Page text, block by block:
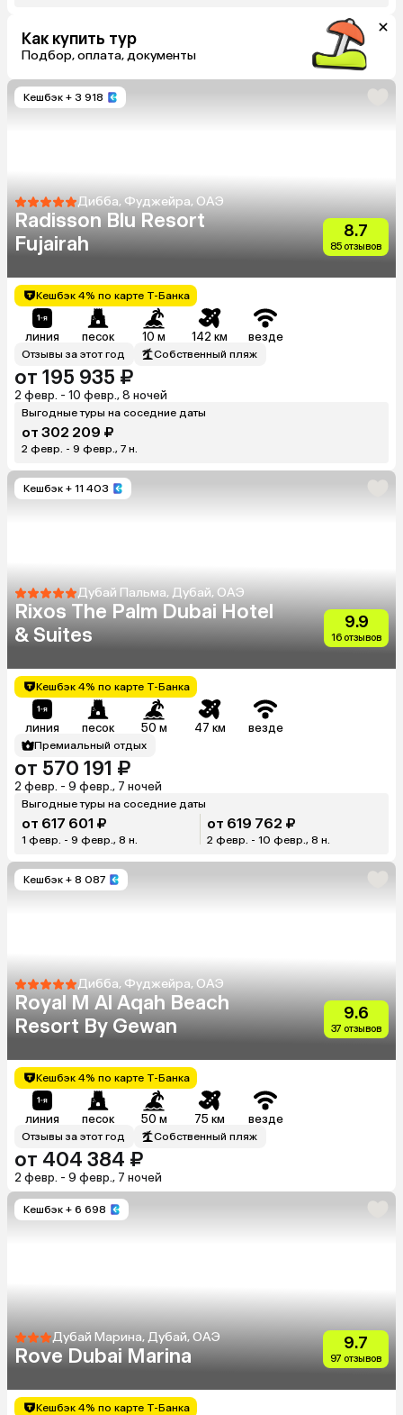
Как купить тур
Подбор, оплата, документы
Кешбэк + 3 918
Дибба, Фуджейра, ОАЭ
Radisson Blu Resort
Fujairah
8.7
85 отзывов
Кешбэк 4% по карте Т-Банка
линия песок 10 м 142 км везде
Отзывы за этот год Собственный пляж
от 195 935 ₽
2 февр. - 10 февр., 8 ночей
Выгодные туры на соседние даты
от 302 209 ₽
2 февр. - 9 февр., 7 н.
Кешбэк + 11 403
Дубай Пальма, Дубай, ОАЭ
Rixos The Palm Dubai Hotel
& Suites
9.9
16 отзывов
Кешбэк 4% по карте Т-Банка
линия песок 50 м 47 км везде
Премиальный отдых
от 570 191 ₽
2 февр. - 9 февр., 7 ночей
Выгодные туры на соседние даты
от 617 601 ₽
1 февр. - 9 февр., 8 н.
от 619 762 ₽
2 февр. - 10 февр., 8 н.
Кешбэк + 8 087
Дибба, Фуджейра, ОАЭ
Royal M Al Aqah Beach
Resort By Gewan
9.6
37 отзывов
Кешбэк 4% по карте Т-Банка
линия песок 50 м 75 км везде
Отзывы за этот год Собственный пляж
от 404 384 ₽
2 февр. - 9 февр., 7 ночей
Кешбэк + 6 698
Дубай Марина, Дубай, ОАЭ
Rove Dubai Marina
9.7
97 отзывов
Кешбэк 4% по карте Т-Банка